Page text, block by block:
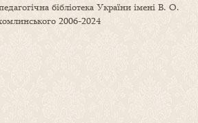
бібліотека України імені В. О.
2006-2024